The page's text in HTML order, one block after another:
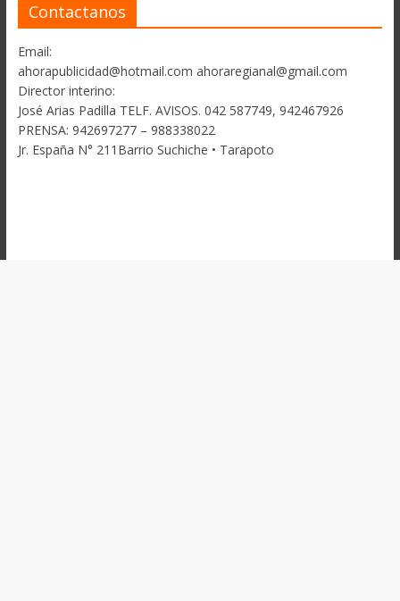
Contactanos
Email:
ahorapublicidad@hotmail.com ahoraregianal@gmail.com
Director interino:
José Arias Padilla TELF. AVISOS. 042 587749, 942467926
PRENSA: 942697277 – 988338022
Jr. España N° 211Barrio Suchiche • Tarapoto